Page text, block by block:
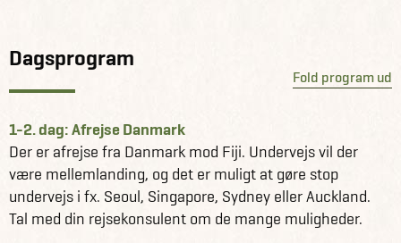
Dagsprogram
Fold program ud
1-2. dag: Afrejse Danmark
Der er afrejse fra Danmark mod Fiji. Undervejs vil der
være mellemlanding, og det er muligt at gøre stop
undervejs i fx. Seoul, Singapore, Sydney eller Auckland.
Tal med din rejsekonsulent om de mange muligheder.